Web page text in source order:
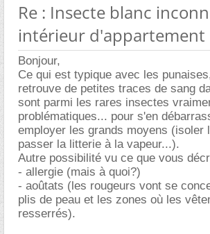
Re : Insecte blanc
intérieur d'appartement
Bonjour,
Ce qui est typique avec les
retrouve de petites traces de sang
sont parmi les rares insectes
problématiques... pour s'en
employer les grands moyens (isoler
passer la litterie à la vapeur...).
Autre possibilité vu ce que vous
- allergie (mais à quoi?)
- aoûtats (les rougeurs vont se
plis de peau et les zones où les
resserrés).